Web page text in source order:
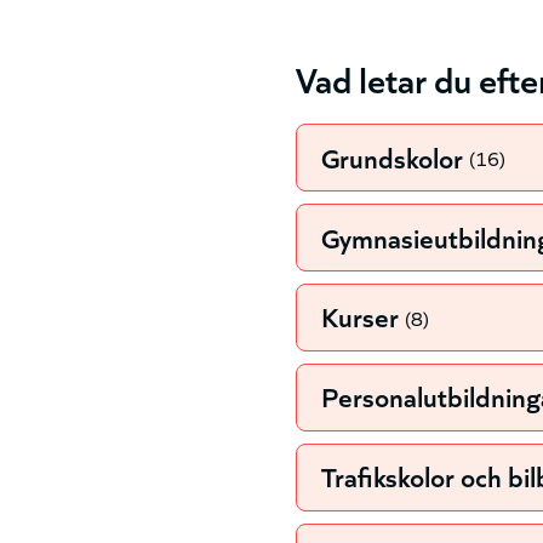
Vad letar du
Grundskolor (16)
Kurser (8)
Trafikskolor och